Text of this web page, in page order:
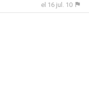
el 16 jul. 10